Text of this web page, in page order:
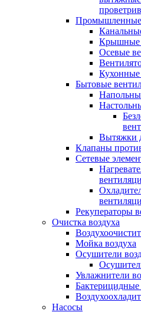
Промышленные
Крышные
Осевые
Кухонные
Бытовые
Вытяжки
Клапаны
Сетевые
Рекуператоры
Очистка воздуха
Мойка воздуха
Осушители
Увлажнители
Насосы